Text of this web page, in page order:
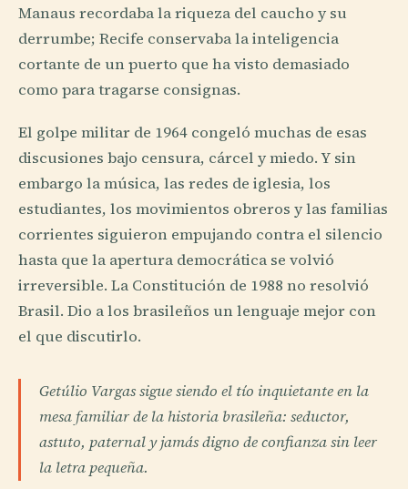
Manaus recordaba la riqueza del caucho y su
derrumbe; Recife conservaba la inteligencia
cortante de un puerto que ha visto demasiado
como para tragarse consignas.
El golpe militar de 1964 congeló muchas de esas
discusiones bajo censura, cárcel y miedo. Y sin
embargo la música, las redes de iglesia, los
estudiantes, los movimientos obreros y las familias
corrientes siguieron empujando contra el silencio
hasta que la apertura democrática se volvió
irreversible. La Constitución de 1988 no resolvió
Brasil. Dio a los brasileños un lenguaje mejor con
el que discutirlo.
Getúlio Vargas sigue siendo el tío inquietante en la
mesa familiar de la historia brasileña: seductor,
astuto, paternal y jamás digno de confianza sin leer
la letra pequeña.